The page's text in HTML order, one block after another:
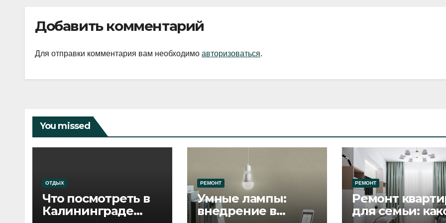
Добавить комментарий
Для отправки комментария вам необходимо авторизоваться.
You missed
ОТДЫХ
Что посмотреть в
Калининграде
РЕМОНТ
Умные лампы:
внедрение в
РЕМОНТ
Ремонт
для семьи: